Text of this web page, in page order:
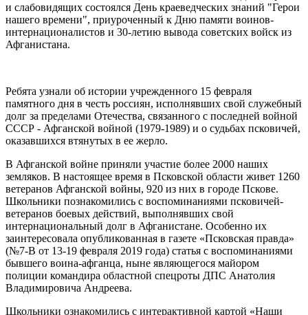
и слабовидящих состоялся День краеведческих знаний "Герои
нашего времени", приуроченный к Дню памяти воинов-
интернационалистов и 30-летию вывода советских войск из
Афганистана.
Ребята узнали об истории учрежденного 15 февраля
памятного дня в честь россиян, исполнявших свой служебный
долг за пределами Отечества, связанного с последней войной
СССР - Афганской войной (1979-1989) и о судьбах псковичей,
оказавшихся втянутых в ее жерло.
В Афганской войне приняли участие более 2000 наших
земляков. В настоящее время в Псковской области живет 1260
ветеранов Афганской войны, 920 из них в городе Пскове.
Школьники познакомились с воспоминаниями псковичей-
ветеранов боевых действий, выполнявших свой
интернациональный долг в Афганистане. Особенно их
заинтересовала опубликованная в газете «Псковская правда»
(№7-В от 13-19 февраля 2019 года) статья с воспоминаниями
бывшего воина-афганца, ныне являющегося майором
полиции командира областной спецроты ДПС Анатолия
Владимировича Андреева.
Школьники ознакомились с интерактивной картой «Наши